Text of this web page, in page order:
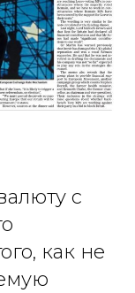
с
как не